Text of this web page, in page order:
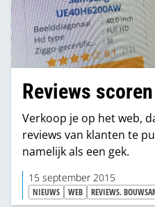
Reviews scoren
Verkoop je op het web,
reviews van klanten te
namelijk als een gek.
15 september 2015
NIEUWS WEB REVIEWS.